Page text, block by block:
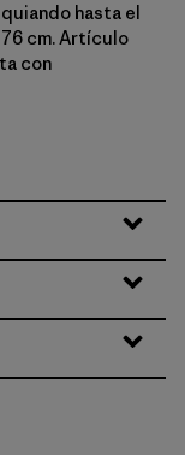
hasta el
cm. Artículo
con